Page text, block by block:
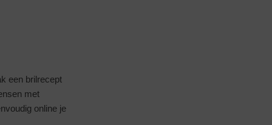
een brilrecept
met
online je